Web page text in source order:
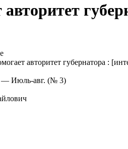
авторитет
авторитет губернатора :
— Июль-авг. (№ 3)